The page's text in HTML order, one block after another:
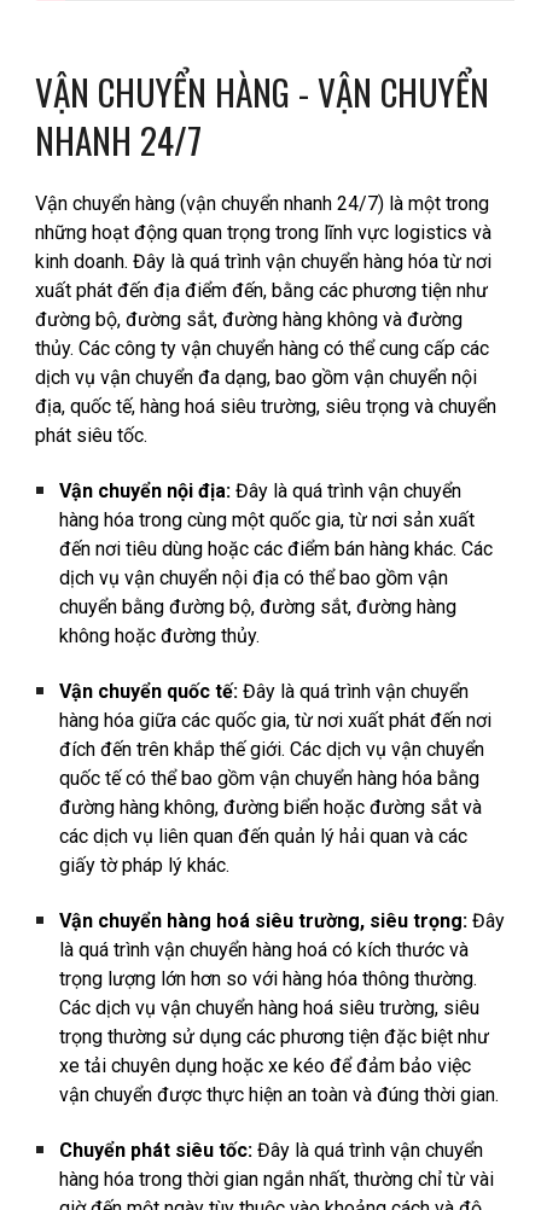
VẬN CHUYỂN HÀNG - VẬN CHUYỂN
NHANH 24/7
Vận chuyển hàng (vận chuyển nhanh 24/7) là một trong
những hoạt động quan trọng trong lĩnh vực logistics và
kinh doanh. Đây là quá trình vận chuyển hàng hóa từ nơi
xuất phát đến địa điểm đến, bằng các phương tiện như
đường bộ, đường sắt, đường hàng không và đường
thủy. Các công ty vận chuyển hàng có thể cung cấp các
dịch vụ vận chuyển đa dạng, bao gồm vận chuyển nội
địa, quốc tế, hàng hoá siêu trường, siêu trọng và chuyển
phát siêu tốc.
Vận chuyển nội địa:Đây là quá trình vận chuyển
hàng hóa trong cùng một quốc gia, từ nơi sản xuất
đến nơi tiêu dùng hoặc các điểm bán hàng khác. Các
dịch vụ vận chuyển nội địa có thể bao gồm vận
chuyển bằng đường bộ, đường sắt, đường hàng
không hoặc đường thủy.
Vận chuyển quốc tế: Đây là quá trình vận chuyển
hàng hóa giữa các quốc gia, từ nơi xuất phát đến nơi
đích đến trên khắp thế giới. Các dịch vụ vận chuyển
quốc tế có thể bao gồm vận chuyển hàng hóa bằng
đường hàng không, đường biển hoặc đường sắt và
các dịch vụ liên quan đến quản lý hải quan và các
giấy tờ pháp lý khác.
Vận chuyển hàng hoá siêu trường, siêu trọng:Đây
là quá trình vận chuyển hàng hoá có kích thước và
trọng lượng lớn hơn so với hàng hóa thông thường.
Các dịch vụ vận chuyển hàng hoá siêu trường, siêu
trọng thường sử dụng các phương tiện đặc biệt như
xe tải chuyên dụng hoặc xe kéo để đảm bảo việc
vận chuyển được thực hiện an toàn và đúng thời gian.
Chuyển phát siêu tốc:Đây là quá trình vận chuyển
hàng hóa trong thời gian ngắn nhất, thường chỉ từ vài